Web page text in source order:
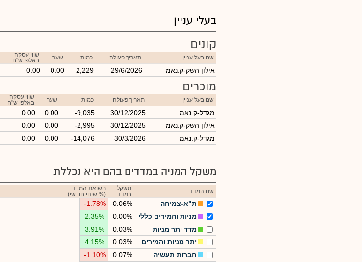
בעלי עניין
קונים
שם בעל עניין תאריך פעולה כמות שער
שווי עסקה
באלפי ש"ח
אילון השק-ק.נאמ 29/6/2026
2,229
0.00
0.00
מוכרים
שם בעל עניין תאריך פעולה כמות שער
שווי עסקה
באלפי ש"ח
מגדל-ק.נאמ 30/12/2025
-9,035
0.00
0.00
אילון השק-ק.נאמ
30/12/2025
-2,995
0.00
0.00
מגדל-ק.נאמ
30/3/2026
-14,076
0.00
0.00
משקל המניה במדדים בהם היא נכללת
שם המדד
משקל
במדד
תשואת המדד
(% שינוי חודשי)
ת"א-צמיחה 0.06%
-1.78%
מניות והמירים כללי
0.00%
2.35%
מדד יתר מניות
0.03%
3.91%
יתר מניות והמירים
0.03%
4.15%
חברות תעשיה
0.07%
-1.10%